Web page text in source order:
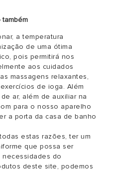
também
a temperatura
de uma ótima
pois permitirá nos
aos cuidados
massagens relaxantes,
de ioga. Além
ar, além de auxiliar na
para o nosso aparelho
a porta da casa de banho
estas razões, ter um
que possa ser
do
deste site, podemos